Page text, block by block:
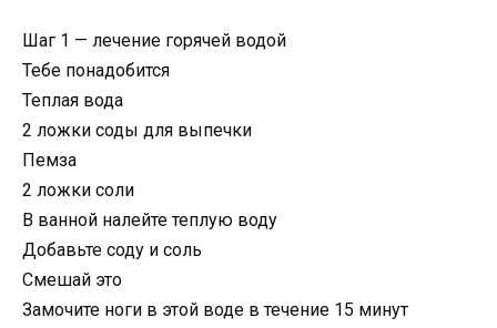
Шаг 1 — лечение горячей водой
Тебе понадобится
Теплая вода
2 ложки соды для выпечки
Пемза
2 ложки соли
В ванной налейте теплую воду
Добавьте соду и соль
Смешай это
Замочите ноги в этой воде в течение 15 минут